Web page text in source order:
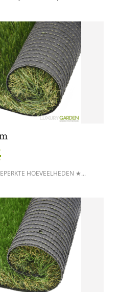
HOEVEELHEDEN ★...